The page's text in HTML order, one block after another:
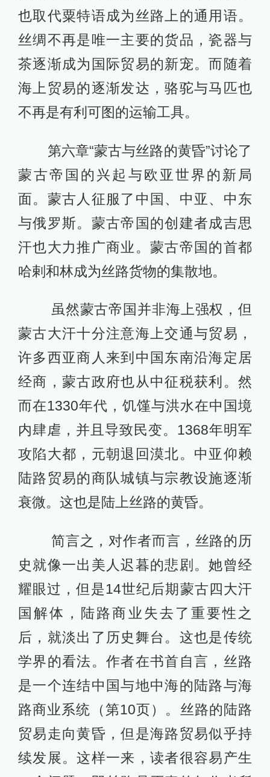
也取代粟特语成为丝路上的通用语。
丝绸不再是唯一主要的货品，瓷器与
茶逐渐成为国际贸易的新宠。而随着
海上贸易的逐渐发达，骆驼与马匹也
不再是有利可图的运输工具。
第六章“蒙古与丝路的黄昏”讨论了
蒙古帝国的兴起与欧亚世界的新局
面。蒙古人征服了中国、中亚、中东
与俄罗斯。蒙古帝国的创建者成吉思
汗也大力推广商业。蒙古帝国的首都
哈剌和林成为丝路货物的集散地。
虽然蒙古帝国并非海上强权，但
蒙古大汗十分注意海上交通与贸易，
许多西亚商人来到中国东南沿海定居
经商，蒙古政府也从中征税获利。然
而在1330年代，饥馑与洪水在中国境
内肆虐，并且导致民变。1368年明军
攻陷大都，元朝退回漠北。中亚仰赖
陆路贸易的商队城镇与宗教设施逐渐
衰微。这也是陆上丝路的黄昏。
简言之，对作者而言，丝路的历
史就像一出美人迟暮的悲剧。她曾经
耀眼过，但是14世纪后期蒙古四大汗
国解体，陆路商业失去了重要性之
后，就淡出了历史舞台。这也是传统
学界的看法。作者在书首自言，丝路
是一个连结中国与地中海的陆路与海
路商业系统（第10页）。丝路的陆路
贸易走向黄昏，但是海路贸易似乎持
续发展。这样一来，读者很容易产生